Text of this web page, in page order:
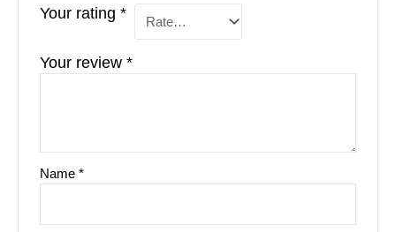
Your rating*
Your review*
Name*